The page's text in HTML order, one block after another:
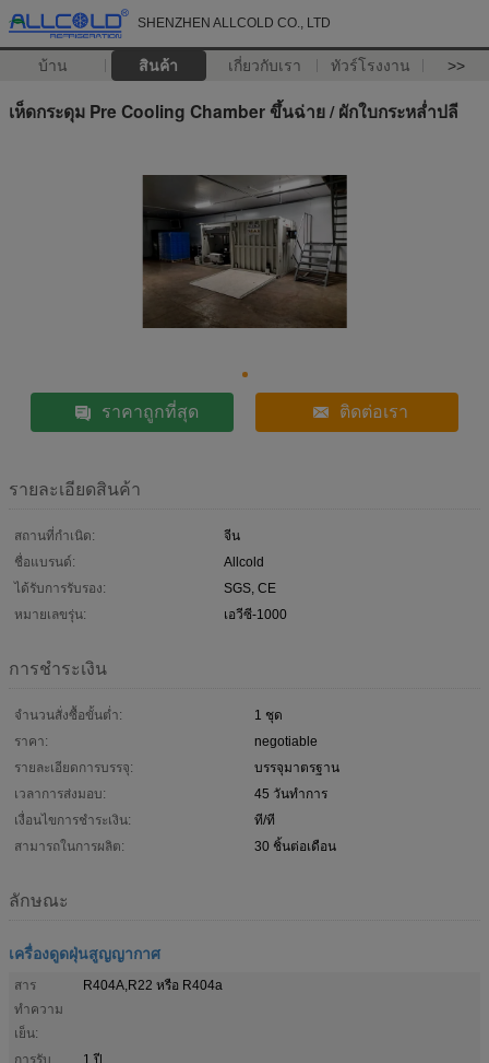
SHENZHEN ALLCOLD CO., LTD
บ้าน สินค้า เกี่ยวกับเรา ทัวร์โรงงาน >>
เห็ดกระดุม Pre Cooling Chamber ขึ้นฉ่าย / ผักใบกระหล่ำปลี
ราคาถูกที่สุด ติดต่อเรา
รายละเอียดสินค้า
สถานที่กำเนิด:
จีน
ชื่อแบรนด์:
Allcold
ได้รับการรับรอง:
SGS, CE
หมายเลขรุ่น:
เอวีซี-1000
การชำระเงิน
จำนวนสั่งซื้อขั้นต่ำ:
1 ชุด
ราคา:
negotiable
รายละเอียดการบรรจุ:
บรรจุมาตรฐาน
เวลาการส่งมอบ:
45 วันทำการ
เงื่อนไขการชำระเงิน:
ที/ที
สามารถในการผลิต:
30 ชิ้นต่อเดือน
ลักษณะ
เครื่องดูดฝุ่นสูญญากาศ
สาร
ทำความ
เย็น:
R404A,R22 หรือ R404a
การรับ
1 ปี